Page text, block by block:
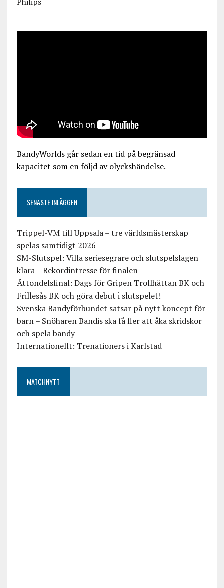
BandyWorlds går sedan en tid på begränsad
kapacitet som en följd av olyckshändelse.
SENASTE INLÄGGEN
Trippel-VM till Uppsala – tre världsmästerskap
spelas samtidigt 2026
SM-Slutspel: Villa seriesegrare och slutspelslagen
klara – Rekordintresse för finalen
Åttondelsfinal: Dags för Gripen Trollhättan BK och
Frillesås BK och göra debut i slutspelet!
Svenska Bandyförbundet satsar på nytt koncept för
barn – Snöharen Bandis ska få fler att åka skridskor
och spela bandy
Internationellt: Trenationers i Karlstad
MATCHNYTT